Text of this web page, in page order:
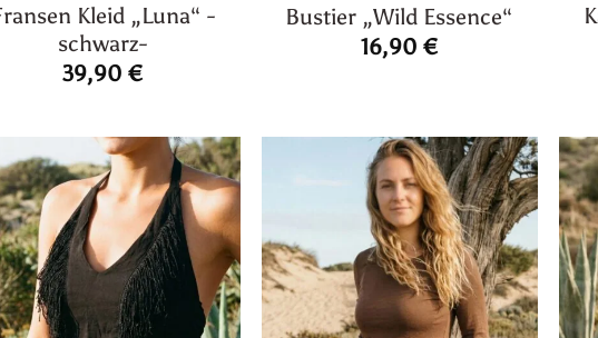
Kleid „Luna“ -
schwarz-
39,90€
Bustier „Wild Essence“
16,90€